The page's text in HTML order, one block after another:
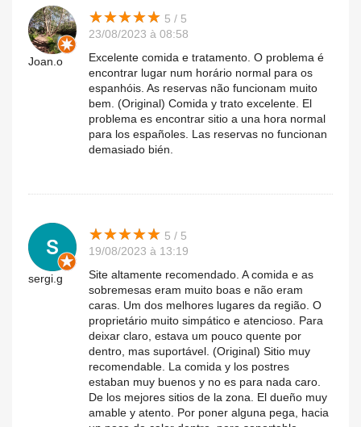
Joan.o
★★★★★
★★★★★ 5 / 5
23/08/2023 à 08:58
Excelente comida e tratamento. O problema é
encontrar lugar num horário normal para os
espanhóis. As reservas não funcionam muito
bem. (Original) Comida y trato excelente. El
problema es encontrar sitio a una hora normal
para los españoles. Las reservas no funcionan
demasiado bién.
sergi.g
★★★★★
★★★★★ 5 / 5
19/08/2023 à 13:19
Site altamente recomendado. A comida e as
sobremesas eram muito boas e não eram
caras. Um dos melhores lugares da região. O
proprietário muito simpático e atencioso. Para
deixar claro, estava um pouco quente por
dentro, mas suportável. (Original) Sitio muy
recomendable. La comida y los postres
estaban muy buenos y no es para nada caro.
De los mejores sitios de la zona. El dueño muy
amable y atento. Por poner alguna pega, hacia